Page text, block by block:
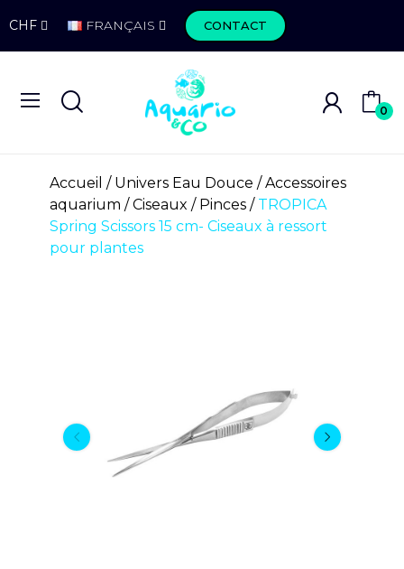
CHF FRANÇAIS CONTACT
0
Accueil Univers Eau Douce
Accessoires
aquarium
Ciseaux / Pinces
TROPICA
Spring Scissors 15 cm- Ciseaux à ressort
pour plantes